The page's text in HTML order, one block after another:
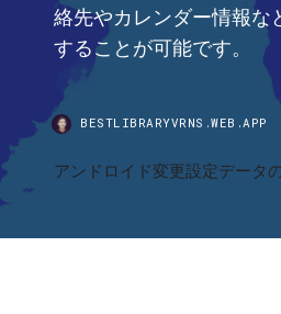
絡先やカレンダー情報な
することが可能です。
BESTLIBRARYVRNS.WEB.APP
アンドロイド変更設定データ